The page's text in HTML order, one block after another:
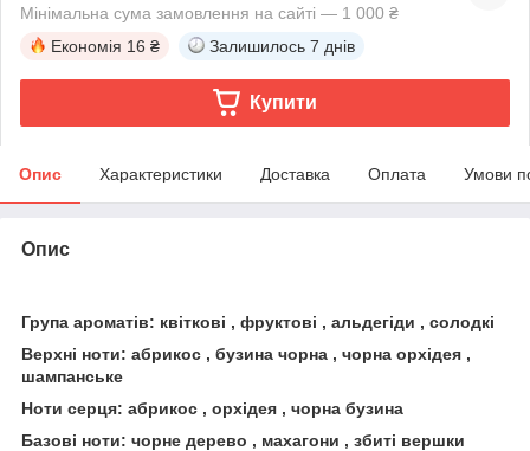
Мінімальна сума замовлення на сайті — 1 000 ₴
Економія 16 ₴ Залишилось 7 днів
Купити
Опис Характеристики Доставка Оплата Умови
Опис
Група ароматів: квіткові , фруктові , альдегіди , солодкі
Верхні ноти: абрикос , бузина чорна , чорна орхідея ,
шампанське
Ноти серця: абрикос , орхідея , чорна бузина
Базові ноти: чорне дерево , махагони , збиті вершки